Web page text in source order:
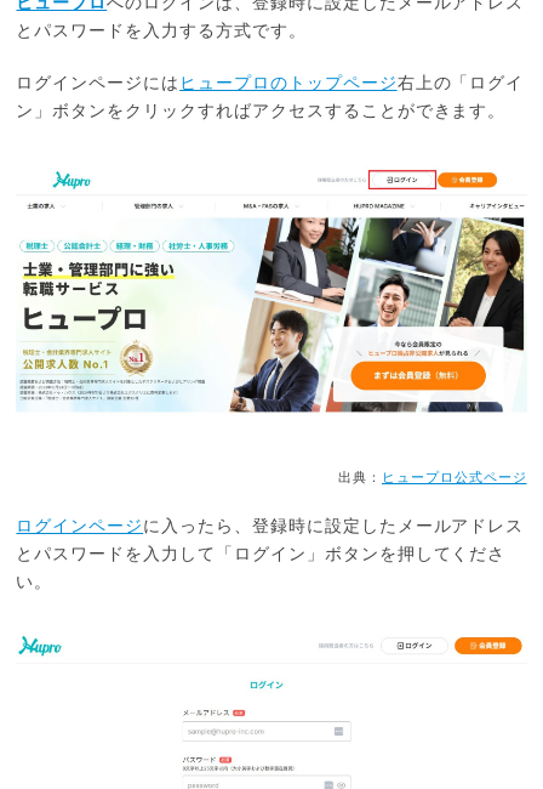
ヒュープロへのログインは、登録時に設定したメールアドレス
とパスワードを入力する方式です。
ログインページには ヒュープロのトップページ右上の「ログイ
ン」ボタンをクリックすればアクセスすることができます。
出典： ヒュープロ公式ページ
ログインページ に入ったら、登録時に設定したメールアドレス
とパスワードを入力して「ログイン」ボタンを押してくださ
い。